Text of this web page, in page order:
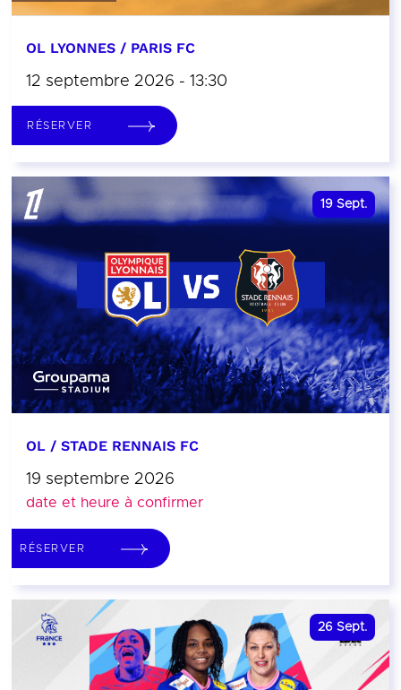
OL LYONNES / PARIS FC
12 septembre 2026 - 13:30
RÉSERVER
19 Sept.
OL / STADE RENNAIS FC
19 septembre 2026
date et heure à confirmer
RÉSERVER
26 Sept.